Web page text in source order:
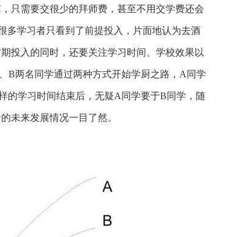
只需要交很少的拜师费，甚至不用交学费还会
多学习者只看到了前提投入，片面地认为去酒
投入的同时，还要关注学习时间、学校效果以
B两名同学通过两种方式开始学厨之路，A同学
的学习时间结束后，无疑A同学要于B同学，随
未来发展情况一目了然。